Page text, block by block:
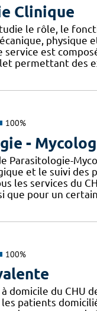
Clinique
le rôle, le
physique
service est
permettant des
100%
-
Parasitologie-
et le suivi des
les services du
que pour un
100%
à domicile du CHU
les patients